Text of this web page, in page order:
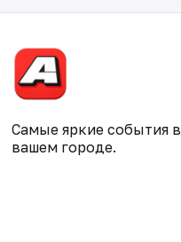
Самые яркие события в
вашем городе.